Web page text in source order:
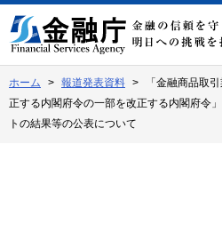
文
へ
動
ホーム 報道発表資料
「金融商品取
正する内閣府令の一部を改正する内閣府令
トの結果等の公表について